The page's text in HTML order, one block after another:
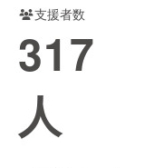
支援者数
317
人